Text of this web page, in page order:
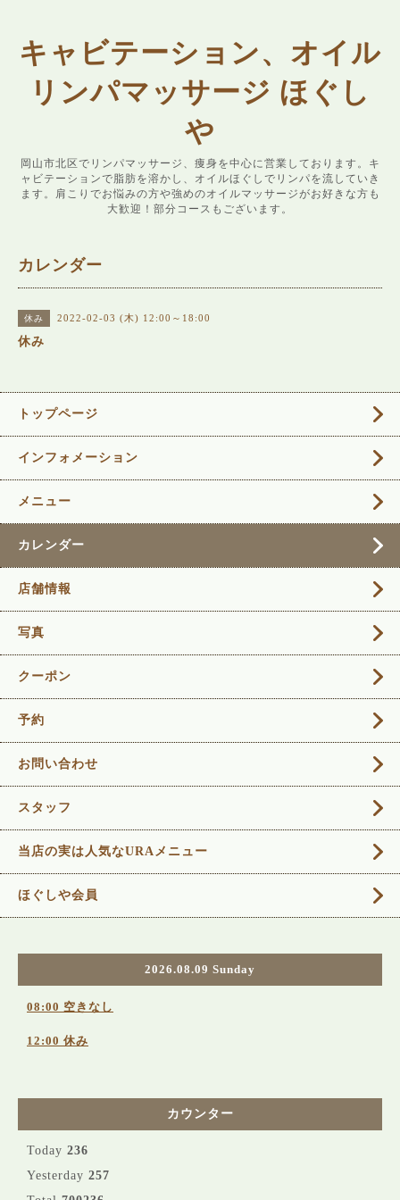
キャビテーション、オイル
リンパマッサージ ほぐし
や
岡山市北区でリンパマッサージ、痩身を中心に営業しております。キ
ャビテーションで脂肪を溶かし、オイルほぐしでリンパを流していき
ます。肩こりでお悩みの方や強めのオイルマッサージがお好きな方も
大歓迎！部分コースもございます。
カレンダー
休み 2022-02-03 (木) 12:00～18:00
休み
トップページ
インフォメーション
メニュー
カレンダー
店舗情報
写真
クーポン
予約
お問い合わせ
スタッフ
当店の実は人気なURAメニュー
ほぐしや会員
2026.08.09 Sunday
08:00 空きなし
12:00 休み
カウンター
Today 236
Yesterday 257